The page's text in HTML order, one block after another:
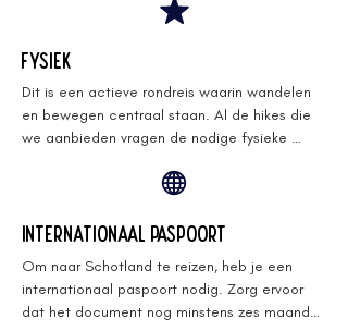
-Toegangsgeld kastelen
Enthousiaste begeleiding: ​​​
-Lore, een gedreven ontdekker met een
ontembare dorst naar avontuur en een
diepgewortelde liefde voor de natuur.
Als geograaf heeft ze enkele jaren als
gletsjergids in het betoverende IJsland
ontwikkelde.
-Jonas is de rust zelf, je voelt je meteen op je
gemak als hij aan het stuur zit van ons Hotel
op Wielen. Hij begeleidde al meerdere
een band schept voor de rest van je leven.
Fysiek
Dit is een actieve rondreis waarin wandelen
en bewegen centraal staan. Al de hikes die
we aanbieden vragen de nodige fysieke
activiteiten wil genieten is een goede
regelmatig door rotsachtige gebieden
500hoogtemeters moeten overwinnen.
Internationaal Paspoort
Om naar Schotland te reizen, heb je een
internationaal paspoort nodig. Zorg ervoor
dat het document nog minstens zes maanden